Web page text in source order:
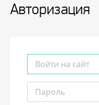
Авторизация